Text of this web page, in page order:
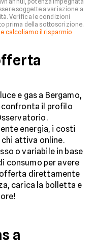
soggette a variazione a
Verifica le condizioni
prima della sottoscrizione.
calcoliamo il risparmio
e gas a Bergamo,
confronta il profilo
energia, i costi
attiva online.
o variabile in base
consumo per avere
direttamente
carica la bolletta e
a